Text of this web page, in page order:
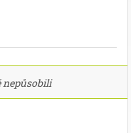
nepůsobili